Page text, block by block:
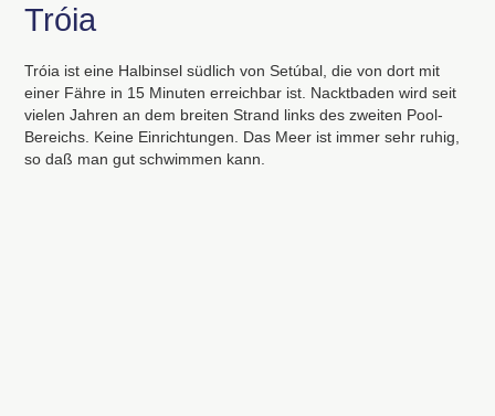
Tróia
Tróia ist eine Halbinsel südlich von Setúbal, die von dort mit
einer Fähre in 15 Minuten erreichbar ist. Nacktbaden wird seit
vielen Jahren an dem breiten Strand links des zweiten Pool-
Bereichs. Keine Einrichtungen. Das Meer ist immer sehr ruhig,
so daß man gut schwimmen kann.